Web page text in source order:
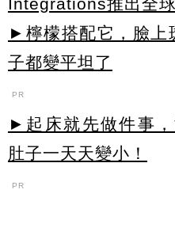
Integrations推出全
►檸檬搭配它，臉上
子都變平坦了
PR
►起床就先做件事
肚子一天天變小！
PR